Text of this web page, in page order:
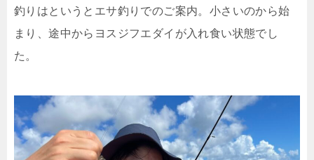
釣りはというとエサ釣りでのご案内。小さいのから始
まり、途中からヨスジフエダイが入れ食い状態でし
た。